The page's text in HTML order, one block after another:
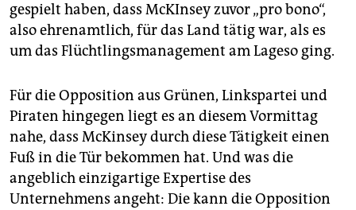
gespielt haben, dass McKInsey zuvor „pro bono“,
also ehrenamtlich, für das Land tätig war, als es
um das Flüchtlingsmanagement am Lageso ging.
Für die Opposition aus Grünen, Linkspartei und
Piraten hingegen liegt es an diesem Vormittag
nahe, dass McKinsey durch diese Tätigkeit einen
Fuß in die Tür bekommen hat. Und was die
angeblich einzigartige Expertise des
Unternehmens angeht: Die kann die Opposition